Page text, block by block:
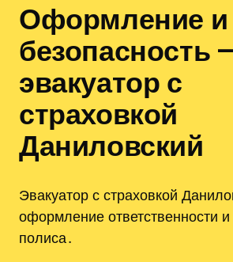
Оформление и
безопасность
эвакуатор с
страховкой
Даниловский
Эвакуатор с страховкой
оформление ответственности и
полиса․